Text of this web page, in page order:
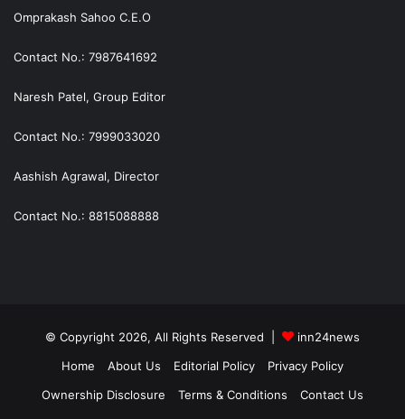
Omprakash Sahoo C.E.O
Contact No.: 7987641692
Naresh Patel, Group Editor
Contact No.: 7999033020
Aashish Agrawal, Director
Contact No.: 8815088888
© Copyright 2026, All Rights Reserved |
inn24news
Home
About Us Editorial Policy
Privacy Policy
Ownership Disclosure
Terms & Conditions Contact Us